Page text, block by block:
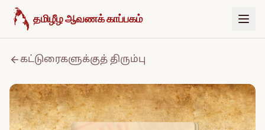
உள்ளடக்கத்திற்குச் செல்க
தமிழீழ ஆவணக் காப்பகம்
கட்டுரைகளுக்குத் திரும்பு